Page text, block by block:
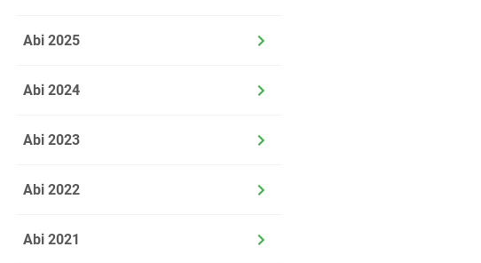
Abi 2025
Abi 2024
Abi 2023
Abi 2022
Abi 2021